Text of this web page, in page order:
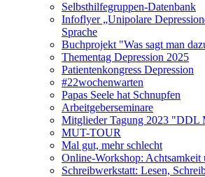
Selbsthilfegruppen-Datenbank
Infoflyer „Unipolare
Sprache
Buchprojekt "Was sagt man
Thementag Depression 2025
Patientenkongress Depression
#22wochenwarten
Papas Seele hat Schnupfen
Arbeitgeberseminare
Mitglieder Tagung 2023 "DDL
MUT-TOUR
Mal gut, mehr schlecht
Online-Workshop: Achtsamkeit
Schreibwerkstatt: Lesen,